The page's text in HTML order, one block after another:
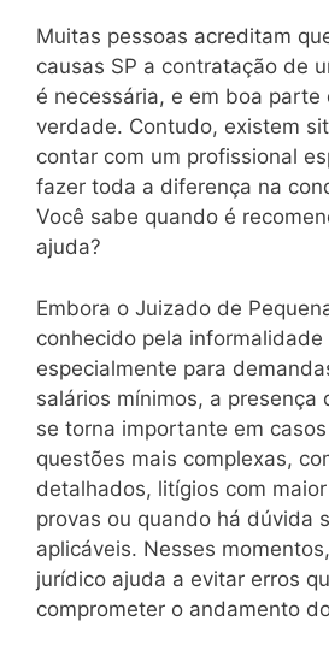
Muitas pessoas acreditam
causas SP a contratação de
é necessária, e em boa parte
verdade. Contudo, existem
contar com um profissional
fazer toda a diferença na
Você sabe quando é
ajuda?
Embora o Juizado de
conhecido pela
especialmente para
salários mínimos, a presença
se torna importante em
questões mais complexas,
detalhados, litígios com
provas ou quando há dúvida
aplicáveis. Nesses
jurídico ajuda a evitar erros
comprometer o andamento